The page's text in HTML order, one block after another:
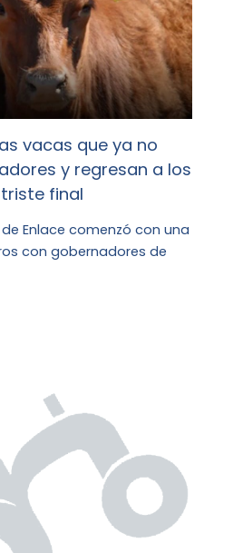
vacas que ya no
y regresan a los
final
Enlace comenzó con una
con gobernadores de